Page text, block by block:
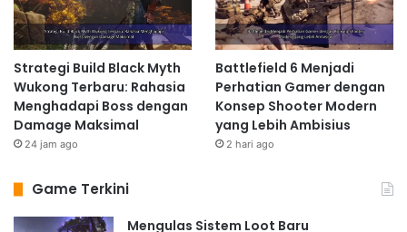
Strategi Build Black Myth
Wukong Terbaru: Rahasia
Menghadapi Boss dengan
Damage Maksimal
24 jam ago
Battlefield 6 Menjadi
Perhatian Gamer dengan
Konsep Shooter Modern
yang Lebih Ambisius
2 hari ago
Game Terkini
Mengulas Sistem Loot Baru